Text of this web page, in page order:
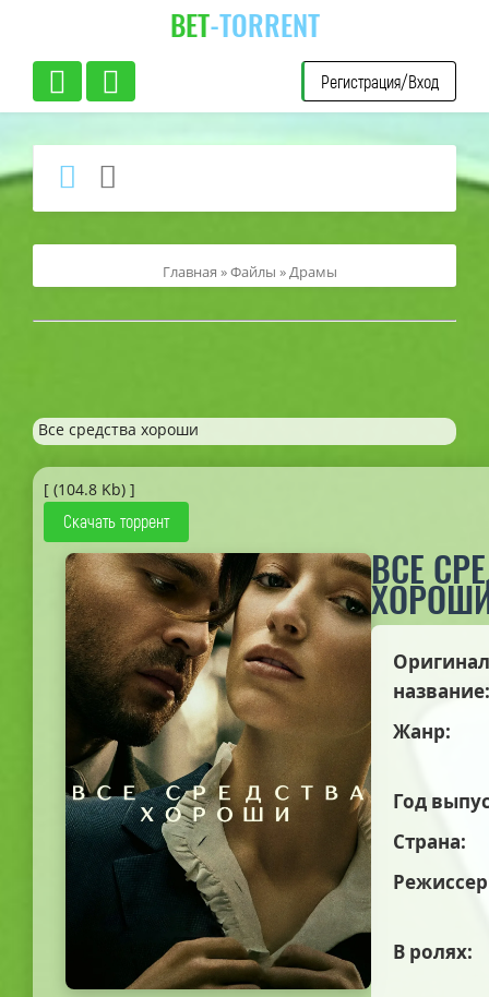
BET-TORRENT
Регистрация/Вход
Главная »Файлы »Драмы
Все средства хороши
[ (104.8 Kb) ]
Скачать торрент
ВСЕ
название:
Жанр:
Год
Страна:
В ролях: